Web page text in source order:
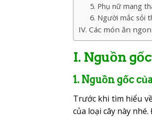
5. Phụ nữ mang
6. Người mắc sỏi
IV. Các món ăn
I. Nguồn
1. Nguồn gốc
Trước khi tìm hiểu
của loại cây này